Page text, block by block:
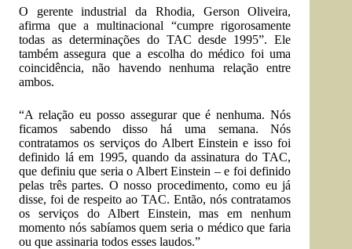
O gerente industrial da Rhodia, Gerson Oliveira,
afirma que a multinacional “cumpre rigorosamente
todas as determinações do TAC desde 1995”. Ele
também assegura que a escolha do médico foi uma
coincidência, não havendo nenhuma relação entre
ambos.
“A relação eu posso assegurar que é nenhuma. Nós
ficamos sabendo disso há uma semana. Nós
contratamos os serviços do Albert Einstein e isso foi
definido lá em 1995, quando da assinatura do TAC,
que definiu que seria o Albert Einstein – e foi definido
pelas três partes. O nosso procedimento, como eu já
disse, foi de respeito ao TAC. Então, nós contratamos
os serviços do Albert Einstein, mas em nenhum
momento nós sabíamos quem seria o médico que faria
ou que assinaria todos esses laudos.”